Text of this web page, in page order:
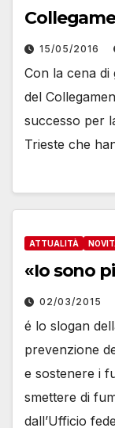
15/05/2016
Con la cena di
del
successo per
Trieste che
ATTUALITÀ
«Io sono
02/03/2015
é lo slogan
prevenzione
e sostenere i
smettere di
dall’Ufficio